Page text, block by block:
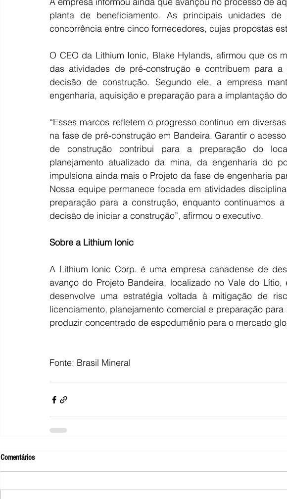
planta de beneficiamento. As principais unidades
concorrência entre cinco fornecedores, cujas propostas
O CEO da Lithium Ionic, Blake Hylands, afirmou que os
das atividades de pré-construção e contribuem para
decisão de construção. Segundo ele, a empresa
engenharia, aquisição e preparação para a implantação
“Esses marcos refletem o progresso contínuo em
na fase de pré-construção em Bandeira. Garantir o
de construção contribui para a preparação do
planejamento atualizado da mina, da engenharia do
impulsiona ainda mais o Projeto da fase de engenharia
Nossa equipe permanece focada em atividades
preparação para a construção, enquanto continuamos
decisão de iniciar a construção”, afirmou o executivo.
Sobre a Lithium Ionic
A Lithium Ionic Corp. é uma empresa canadense de
avanço do Projeto Bandeira, localizado no Vale do
desenvolve uma estratégia voltada à mitigação de
licenciamento, planejamento comercial e preparação
produzir concentrado de espodumênio para o mercado
Fonte: Brasil Mineral
Comentários